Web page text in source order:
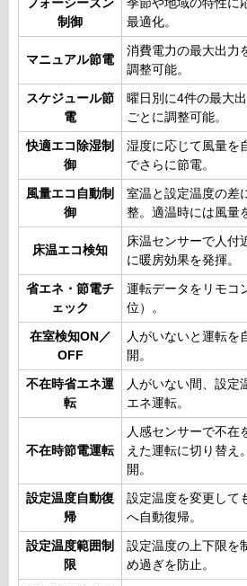
フォーシーズン
制御
季節や地域の特性に
最適化。
マニュアル節電
消費電力の最大出力
調整可能。
スケジュール節
電
曜日別に4件の最大
ごとに調整可能。
快適エコ除湿制
御
湿度に応じて風量を
でさらに節電。
風量エコ自動制
御
室温と設定温度の差
整。適温時には風量
床温エコ検知
床温センサーで人付
に暖房効果を発揮。
省エネ・節電チ
ェック
運転データをリモコ
位）。
在室検知ON／
OFF
人がいないと運転を
開。
不在時省エネ運
転
人がいない間、設定
エネ運転。
不在時節電運転
人感センサーで不在
えた運転に切り替え
開。
設定温度自動復
帰
設定温度を変更して
へ自動復帰。
設定温度範囲制
限
設定温度の上下限を
め過ぎを防止。